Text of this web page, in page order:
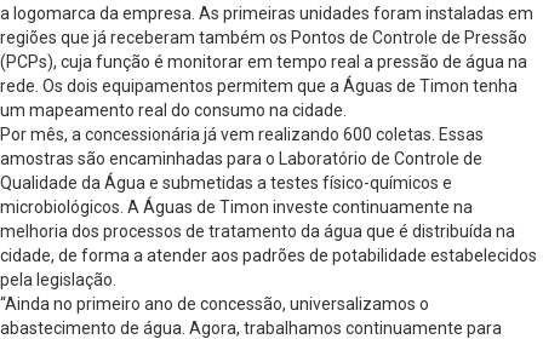
a logomarca da empresa. As primeiras unidades foram instaladas em
regiões que já receberam também os Pontos de Controle de Pressão
(PCPs), cuja função é monitorar em tempo real a pressão de água na
rede. Os dois equipamentos permitem que a Águas de Timon tenha
um mapeamento real do consumo na cidade.
Por mês, a concessionária já vem realizando 600 coletas. Essas
amostras são encaminhadas para o Laboratório de Controle de
Qualidade da Água e submetidas a testes físico-químicos e
microbiológicos. A Águas de Timon investe continuamente na
melhoria dos processos de tratamento da água que é distribuída na
cidade, de forma a atender aos padrões de potabilidade estabelecidos
pela legislação.
“Ainda no primeiro ano de concessão, universalizamos o
abastecimento de água. Agora, trabalhamos continuamente para